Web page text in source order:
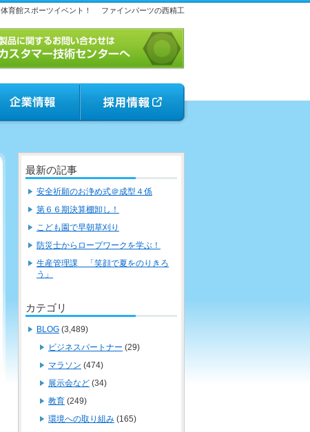
体育館スポーツイベント！ ファインパーツの西精工
最新の記事
安全祈願のお浄め式＠成型４係
第６６期決算棚卸し！
こども園で早朝草刈り
防災士からロープワークを学ぶ！
生産管理課 「笑顔で夏をのりきろ
う」
カテゴリ
BLOG (3,489)
ビジネスパートナー (29)
マラソン (474)
展示会など (34)
教育 (249)
環境への取り組み (165)